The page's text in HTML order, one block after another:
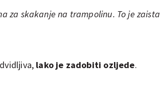
za skakanje na trampolinu. To je zaista
lako je zadobiti ozljede.